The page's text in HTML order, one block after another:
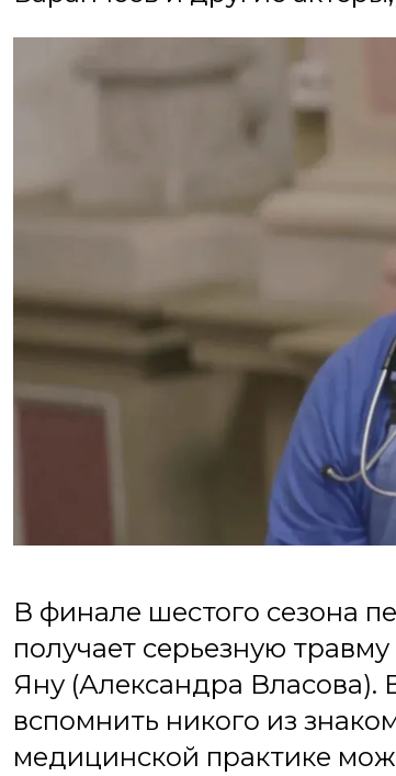
В финале шестого сезона
получает серьезную
Яну (Александра Власова).
вспомнить никого из
медицинской практике